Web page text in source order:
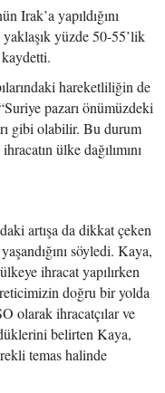
Irak’a yapıldığını
yüzde 50-55’lik
hareketliliğin de
pazarı önümüzdeki
gibi olabilir. Bu durum
ülke dağılımını
artışa da dikkat çeken
söyledi. Kaya,
ihracat yapılırken
doğru bir yolda
olarak ihracatçılar ve
belirten Kaya,
temas halinde